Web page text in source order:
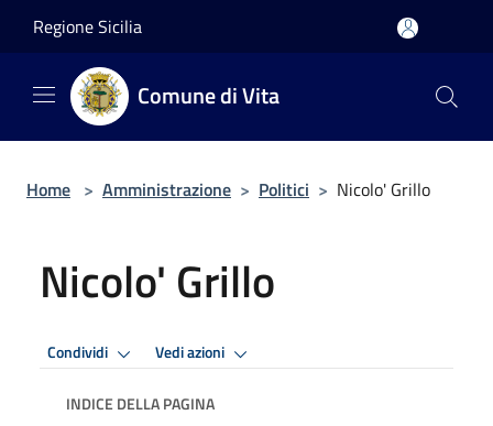
Regione Sicilia
Comune di Vita
Home > Amministrazione > Politici > Nicolo' Grillo
Nicolo' Grillo
Condividi Vedi azioni
INDICE DELLA PAGINA